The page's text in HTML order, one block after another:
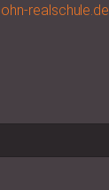
realschule.de